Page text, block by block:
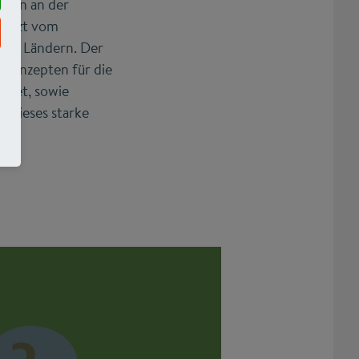
an der
vom
Ländern. Der
für die
sowie
starke